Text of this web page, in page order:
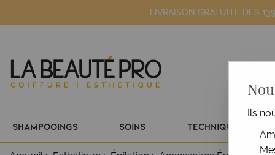
LIVRAISON GRATUITE DÈS
SHAMPOOINGS SOINS TECHNIQUE
Ils